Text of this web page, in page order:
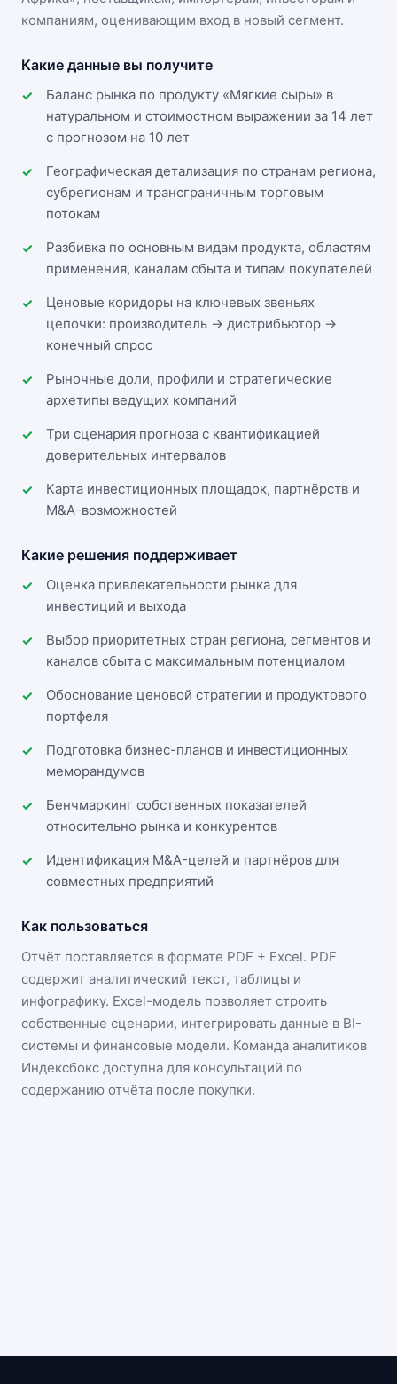
компаниям, оценивающим вход в новый сегмент.
Какие данные вы получите
Баланс рынка по продукту «Мягкие сыры» в
натуральном и стоимостном выражении за 14 лет
с прогнозом на 10 лет
Географическая детализация по странам региона,
субрегионам и трансграничным торговым
потокам
Разбивка по основным видам продукта, областям
применения, каналам сбыта и типам покупателей
Ценовые коридоры на ключевых звеньях
цепочки: производитель → дистрибьютор →
конечный спрос
Рыночные доли, профили и стратегические
архетипы ведущих компаний
Три сценария прогноза с квантификацией
доверительных интервалов
Карта инвестиционных площадок, партнёрств и
M&A-возможностей
Какие решения поддерживает
Оценка привлекательности рынка для
инвестиций и выхода
Выбор приоритетных стран региона, сегментов и
каналов сбыта с максимальным потенциалом
Обоснование ценовой стратегии и продуктового
портфеля
Подготовка бизнес-планов и инвестиционных
меморандумов
Бенчмаркинг собственных показателей
относительно рынка и конкурентов
Идентификация M&A-целей и партнёров для
совместных предприятий
Как пользоваться
Отчёт поставляется в формате PDF + Excel. PDF
содержит аналитический текст, таблицы и
инфографику. Excel-модель позволяет строить
собственные сценарии, интегрировать данные в BI-
системы и финансовые модели. Команда аналитиков
Индексбокс доступна для консультаций по
содержанию отчёта после покупки.